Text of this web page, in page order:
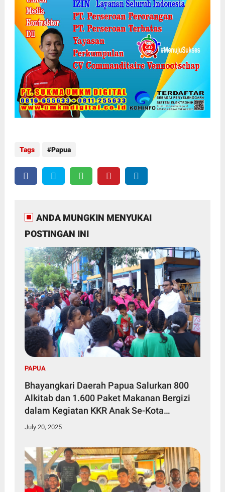
Tags Papua
ANDA MUNGKIN MENYUKAI
POSTINGAN INI
PAPUA
Bhayangkari Daerah Papua Salurkan 800
Alkitab dan 1.600 Paket Makanan Bergizi
dalam Kegiatan KKR Anak Se-Kota
Jayapura
July 20, 2025